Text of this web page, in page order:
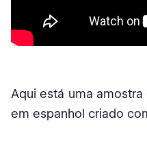
Aqui está uma
em espanhol criado